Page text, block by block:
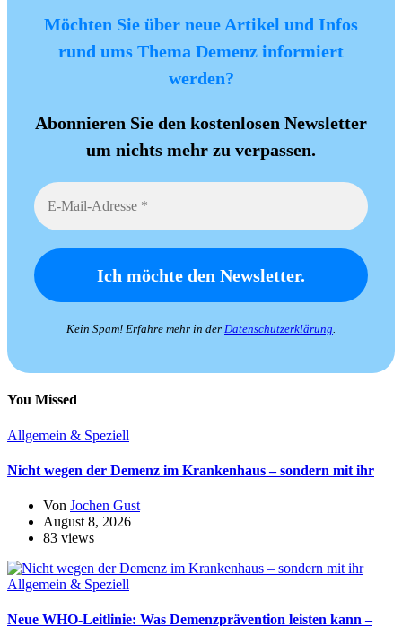
Möchten Sie über neue Artikel und Infos
rund ums Thema Demenz informiert
werden?
Abonnieren Sie den kostenlosen Newsletter
um nichts mehr zu verpassen.
Kein Spam! Erfahre mehr in der Datenschutzerklärung.
You Missed
Allgemein & Speziell
Nicht wegen der Demenz im Krankenhaus – sondern mit ihr
Von Jochen Gust
August 8, 2026
83 views
Allgemein & Speziell
Neue WHO-Leitlinie: Was Demenzprävention leisten kann –